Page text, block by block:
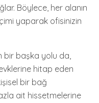
Böylece, her alanın
yaparak ofisinizin
bir başka yolu da,
hitap eden
bir bağ
ait hissetmelerine